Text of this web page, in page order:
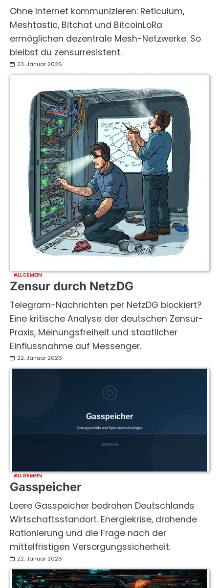
Ohne Internet kommunizieren: Reticulum,
Meshtastic, Bitchat und BitcoinLoRa
ermöglichen dezentrale Mesh-Netzwerke. So
bleibst du zensurresistent.
23. Januar 2026
ALLGEMEIN
Zensur durch NetzDG
Telegram-Nachrichten per NetzDG blockiert?
Eine kritische Analyse der deutschen Zensur-
Praxis, Meinungsfreiheit und staatlicher
Einflussnahme auf Messenger.
22. Januar 2026
ALLGEMEIN
Gasspeicher
Leere Gasspeicher bedrohen Deutschlands
Wirtschaftsstandort. Energiekrise, drohende
Rationierung und die Frage nach der
mittelfristigen Versorgungssicherheit.
22. Januar 2026